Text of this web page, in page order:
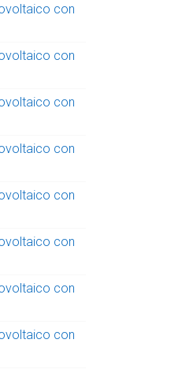
con
con
con
con
con
con
con
con